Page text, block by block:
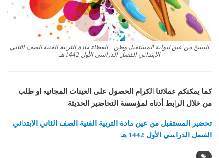
النسخ من عين لبوابة المستقبل وطن .. العطاء مادة التربية الفنية الصف الثاني
الابتدائي الفصل الدراسي الأول 1442 هـ
كما يمكنكم عملائنا الكرام الحصول على العينات المجانية او طلب
من خلال الرابط أدناه لمؤسسة التحاضير الحديثة
تحضير المستقبل من عين مادة التربية الفنية الصف الثاني الابتدائي
الفصل الدراسي الأول 1442 هـ